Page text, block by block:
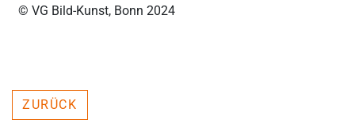
© VG Bild-Kunst, Bonn 2024
ZURÜCK